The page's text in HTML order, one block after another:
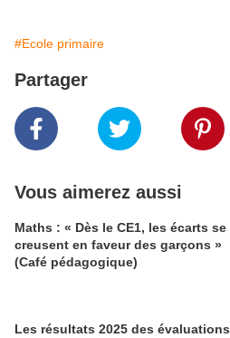
#Ecole primaire
Partager
Vous aimerez aussi
Maths : « Dès le CE1, les écarts se
creusent en faveur des garçons »
(Café pédagogique)
Les résultats 2025 des évaluations